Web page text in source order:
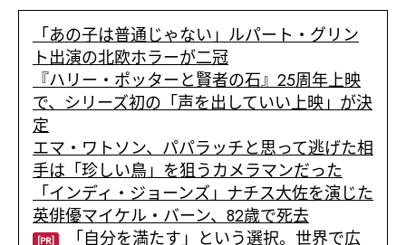
「あの子は普通じゃない」ルパート・グリン
ト出演の北欧ホラーが二冠
『ハリー・ポッターと賢者の石』25周年上映
で、シリーズ初の「声を出していい上映」が決
定
エマ・ワトソン、パパラッチと思って逃げた相
手は「珍しい鳥」を狙うカメラマンだった
「インディ・ジョーンズ」ナチス大佐を演じた
英俳優マイケル・バーン、82歳で死去
[PR] 「自分を満たす」という選択。世界で広